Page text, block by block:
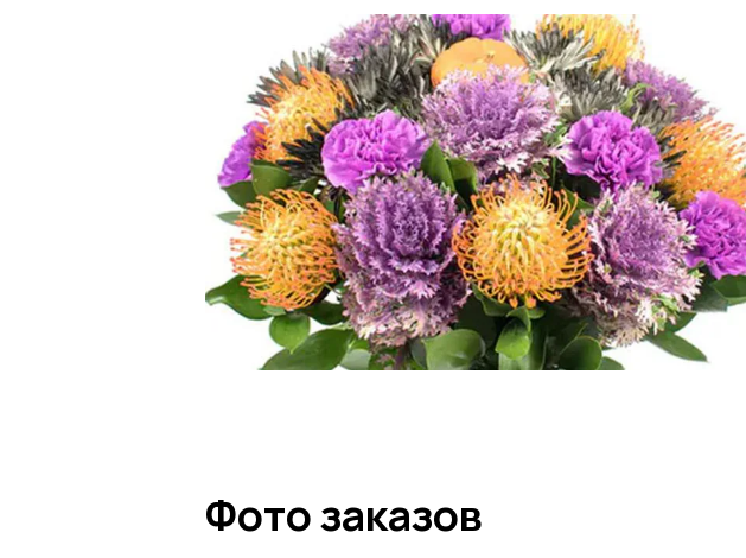
Следующая особенность растения — широкий выбор
ярких красных до нежных пастельных тонов, что
события или сезона. Кроме того, они отлично
неповторимые композиции.
Какие сорта леукоспермума
Известно около 46 видов белосемянника. Рассмотрим
L. Cordifolium. Один из самых популярных сортов.
прекрасно смотрятся в букетах, идеально подходят
L. Patersonii. Сорт известен своим ярким желтым
используется на свадьбах, днях рождения. У
и яйцевидные или шаровидные оранжевые цветочные
Как сочетать леукоспермум с
Фото заказов